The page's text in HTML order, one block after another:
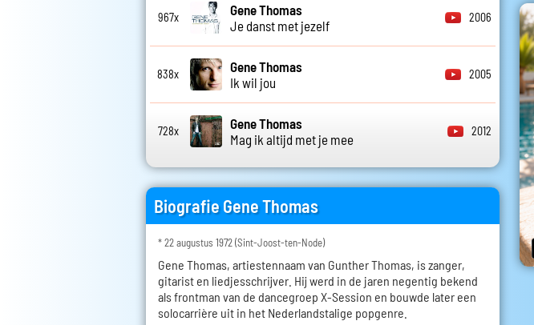
967x
Gene Thomas
Je danst met jezelf
2006
838x
Gene Thomas
Ik wil jou
2005
728x
Gene Thomas
Mag ik altijd met je mee
2012
Biografie Gene Thomas
* 22 augustus 1972 (Sint-Joost-ten-Node)
Gene Thomas, artiestennaam van Gunther Thomas, is zanger,
gitarist en liedjesschrijver. Hij werd in de jaren negentig bekend
als frontman van de dancegroep X-Session en bouwde later een
solocarrière uit in het Nederlandstalige popgenre.